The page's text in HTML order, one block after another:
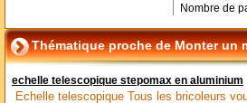
Nombre de
Thématique proche de Monter un
echelle telescopique stepomax en aluminium
Echelle telescopique Tous les bricoleurs